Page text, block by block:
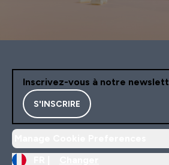
Inscrivez-vous à notre
S'INSCRIRE